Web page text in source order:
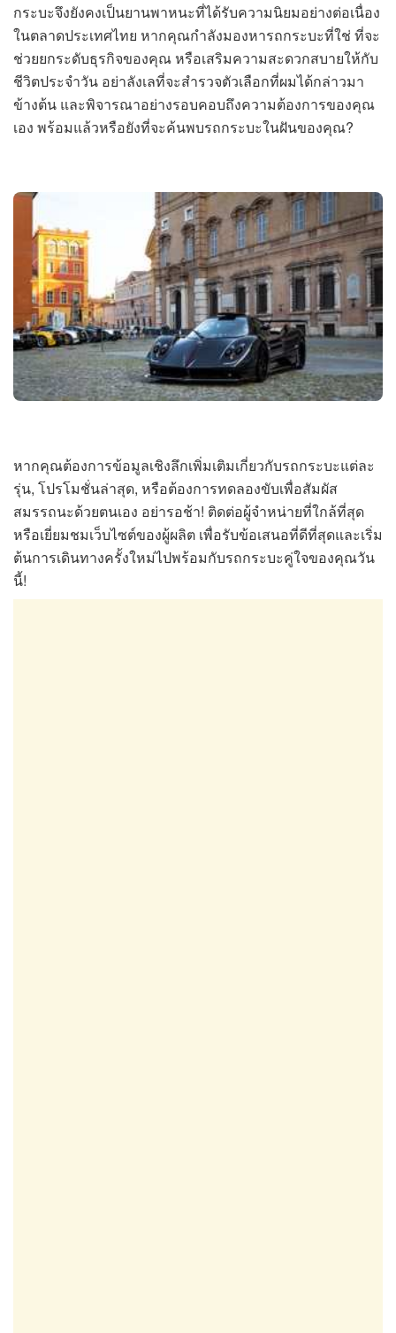
กระบะจึงยังคงเป็นยานพาหนะที่ได้รับความนิยมอย่างต่อเนื่อง
ในตลาดประเทศไทย หากคุณกำลังมองหารถกระบะที่ใช่ ที่จะ
ช่วยยกระดับธุรกิจของคุณ หรือเสริมความสะดวกสบายให้กับ
ชีวิตประจำวัน อย่าลังเลที่จะสำรวจตัวเลือกที่ผมได้กล่าวมา
ข้างต้น และพิจารณาอย่างรอบคอบถึงความต้องการของคุณ
เอง พร้อมแล้วหรือยังที่จะค้นพบรถกระบะในฝันของคุณ?
หากคุณต้องการข้อมูลเชิงลึกเพิ่มเติมเกี่ยวกับรถกระบะแต่ละ
รุ่น, โปรโมชั่นล่าสุด, หรือต้องการทดลองขับเพื่อสัมผัส
สมรรถนะด้วยตนเอง อย่ารอช้า! ติดต่อผู้จำหน่ายที่ใกล้ที่สุด
หรือเยี่ยมชมเว็บไซต์ของผู้ผลิต เพื่อรับข้อเสนอที่ดีที่สุดและเริ่ม
ต้นการเดินทางครั้งใหม่ไปพร้อมกับรถกระบะคู่ใจของคุณวัน
นี้!